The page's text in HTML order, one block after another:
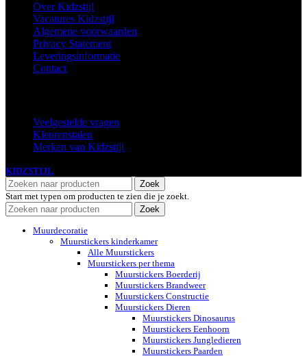
Over Kidzstijl
Vacatures Kidzstijl
Algemene voorwaarden
Privacy Statement
Leveringsinformatie
Contact
Veelgestelde vragen
Kleurenstalen
Merken van Kidzstijl
KIDZSTIJL
Zoek
Start met typen om producten te zien die je zoekt.
Zoek
Muurdecoratie
Muurstickers kinderkamer
Alle Muurstickers
Muurstickers per thema
Muurstickers Boerderij
Muurstickers Brandweer
Muurstickers Constructie
Muurstickers Dieren
Muurstickers Dinosaurus
Muurstickers Eenhoorn
Muurstickers Jungledieren
Muurstickers Paarden